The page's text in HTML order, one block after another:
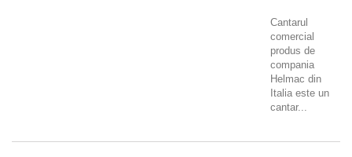
Cantarul
comercial
produs de
compania
Helmac din
Italia este un
cantar...